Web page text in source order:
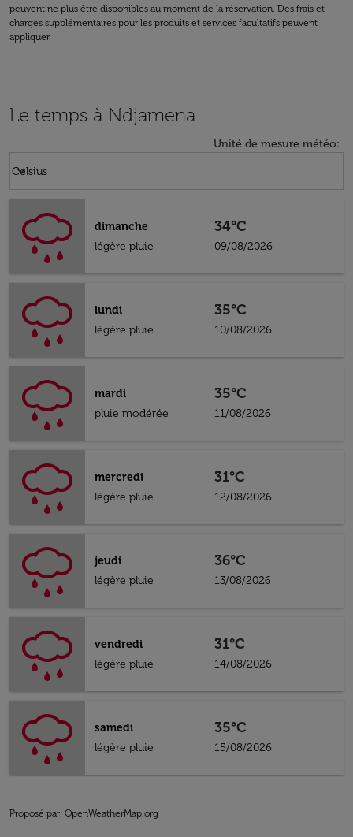
peuvent ne plus être disponibles au moment de la réservation. Des frais et
charges supplémentaires pour les produits et services facultatifs peuvent
appliquer.
Le temps à Ndjamena
Unité de mesure météo:
Celsius
keyboard_arrow_down
dimanche
légère pluie
34°C
09/08/2026
lundi
légère pluie
35°C
10/08/2026
mardi
pluie modérée
35°C
11/08/2026
mercredi
légère pluie
31°C
12/08/2026
jeudi
légère pluie
36°C
13/08/2026
vendredi
légère pluie
31°C
14/08/2026
samedi
légère pluie
35°C
15/08/2026
Proposé par: OpenWeatherMap.org